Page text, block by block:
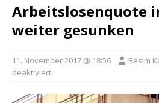
Arbeitslosenquote
weiter gesunken
11. November 2017 @ 18:56 Besim
deaktiviert